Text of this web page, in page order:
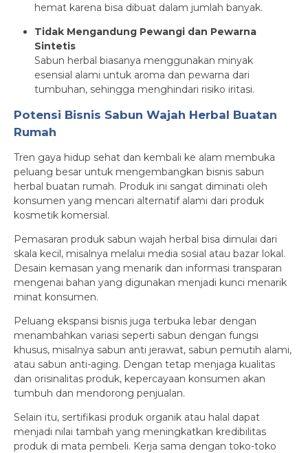
hemat karena bisa dibuat dalam jumlah banyak.
Tidak Mengandung Pewangi dan Pewarna
Sintetis
Sabun herbal biasanya menggunakan minyak
esensial alami untuk aroma dan pewarna dari
tumbuhan, sehingga menghindari risiko iritasi.
Potensi Bisnis Sabun Wajah Herbal Buatan
Rumah
Tren gaya hidup sehat dan kembali ke alam membuka
peluang besar untuk mengembangkan bisnis sabun
herbal buatan rumah. Produk ini sangat diminati oleh
konsumen yang mencari alternatif alami dari produk
kosmetik komersial.
Pemasaran produk sabun wajah herbal bisa dimulai dari
skala kecil, misalnya melalui media sosial atau bazar lokal.
Desain kemasan yang menarik dan informasi transparan
mengenai bahan yang digunakan menjadi kunci menarik
minat konsumen.
Peluang ekspansi bisnis juga terbuka lebar dengan
menambahkan variasi seperti sabun dengan fungsi
khusus, misalnya sabun anti jerawat, sabun pemutih alami,
atau sabun anti-aging. Dengan tetap menjaga kualitas
dan orisinalitas produk, kepercayaan konsumen akan
tumbuh dan mendorong penjualan.
Selain itu, sertifikasi produk organik atau halal dapat
menjadi nilai tambah yang meningkatkan kredibilitas
produk di mata pembeli. Kerja sama dengan toko-toko